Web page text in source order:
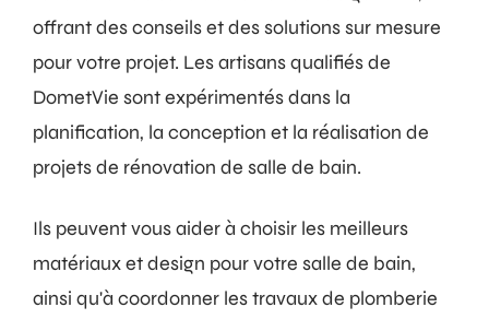
offrant des conseils et des solutions sur mesure
pour votre projet. Les artisans qualifiés de
DometVie sont expérimentés dans la
planification, la conception et la réalisation de
projets de rénovation de salle de bain.
Ils peuvent vous aider à choisir les meilleurs
matériaux et design pour votre salle de bain,
ainsi qu'à coordonner les travaux de plomberie